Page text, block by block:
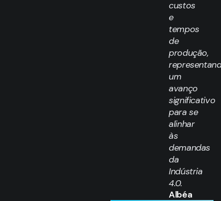
custos
e
tempos
de
produção,
um
avanço
significativo
para se
alinhar
às
demandas
da
Indústria
4.0.
Albéa